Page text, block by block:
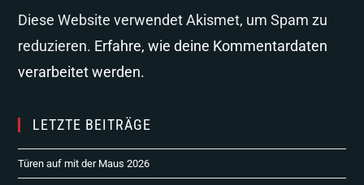
Diese Website verwendet Akismet, um Spam zu
reduzieren. Erfahre, wie deine Kommentardaten
verarbeitet werden.
LETZTE BEITRÄGE
Türen auf mit der Maus 2026